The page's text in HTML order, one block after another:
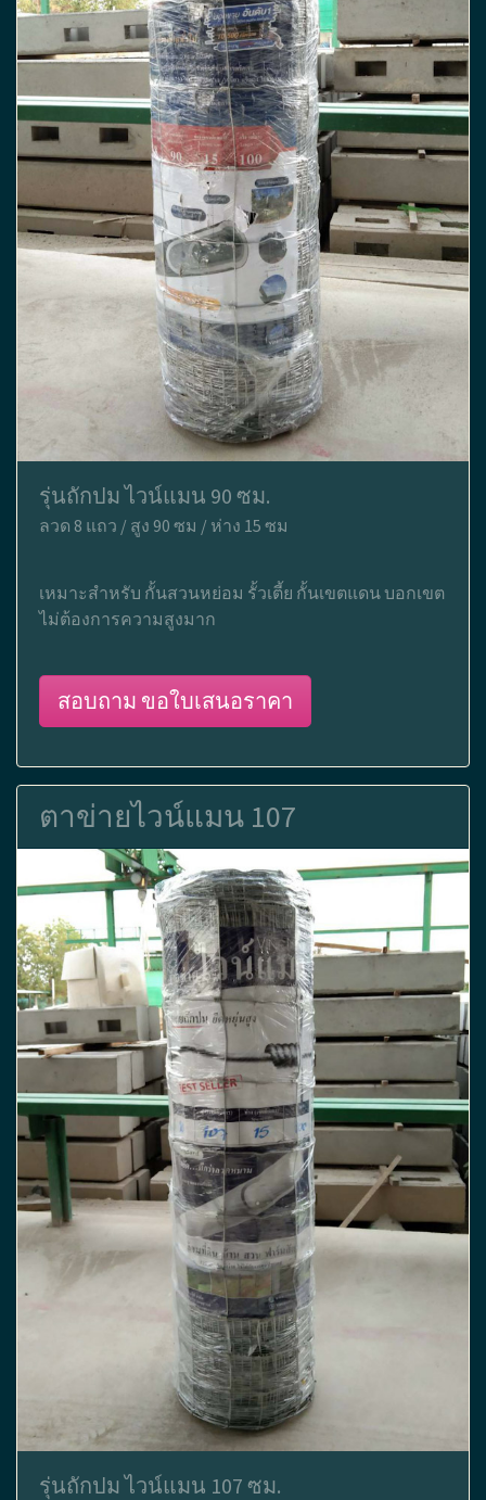
รุ่นถักปม ไวน์แมน 90 ซม.
ลวด 8 แถว / สูง 90 ซม / ห่าง 15 ซม
เหมาะสำหรับ กั้นสวนหย่อม รั้วเตี้ย กั้นเขตแดน บอกเขต
ไม่ต้องการความสูงมาก
สอบถาม ขอใบเสนอราคา
ตาข่ายไวน์แมน 107
รุ่นถักปม ไวน์แมน 107 ซม.